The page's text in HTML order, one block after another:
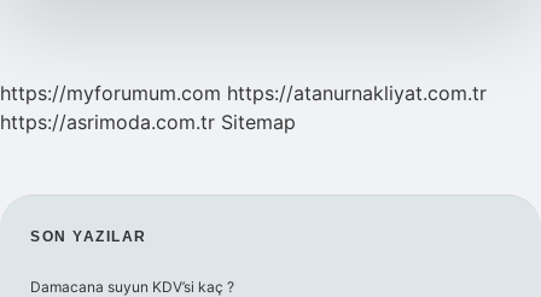
https://myforumum.com https://atanurnakliyat.com.tr
https://asrimoda.com.tr Sitemap
SIDEBAR
SON YAZILAR
Damacana suyun KDV’si kaç ?